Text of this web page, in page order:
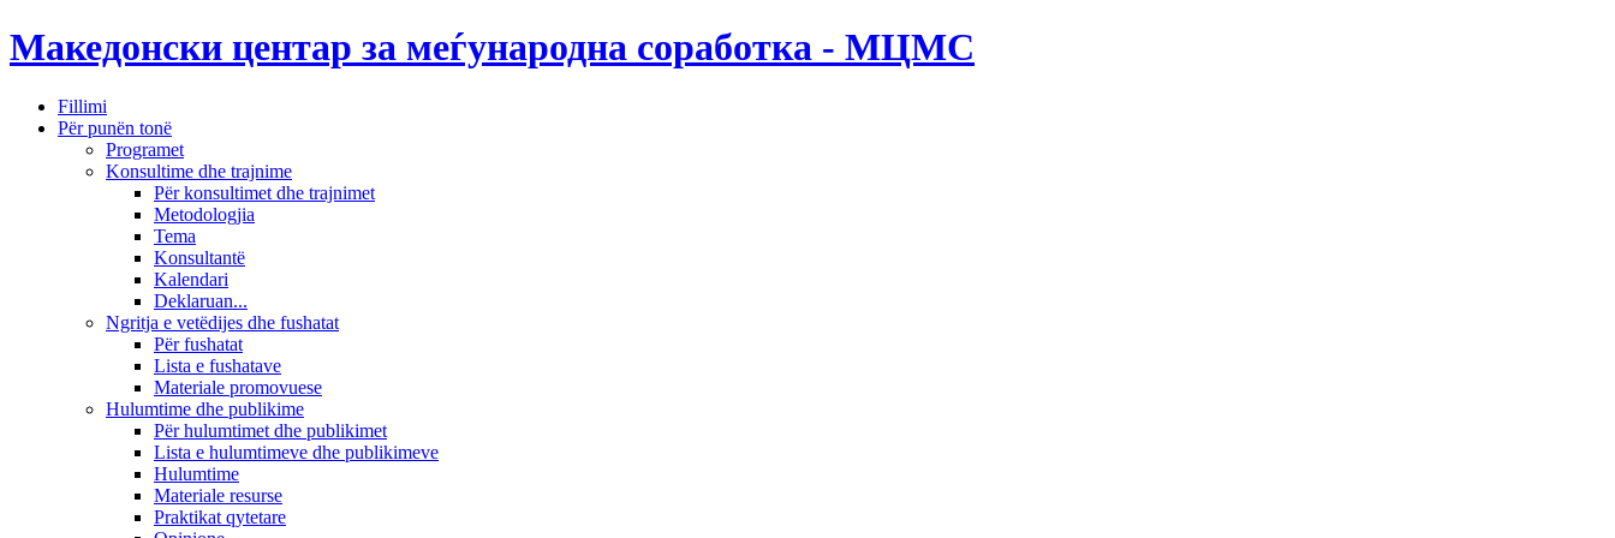
Македонски центар за меѓународна соработка - МЦМС
Fillimi
Për punën tonë
Programet
Konsultime dhe trajnime
Për konsultimet dhe trajnimet
Metodologjia
Tema
Konsultantë
Kalendari
Deklaruan...
Ngritja e vetëdijes dhe fushatat
Për fushatat
Lista e fushatave
Materiale promovuese
Hulumtime dhe publikime
Për hulumtimet dhe publikimet
Lista e hulumtimeve dhe publikimeve
Hulumtime
Materiale resurse
Praktikat qytetare